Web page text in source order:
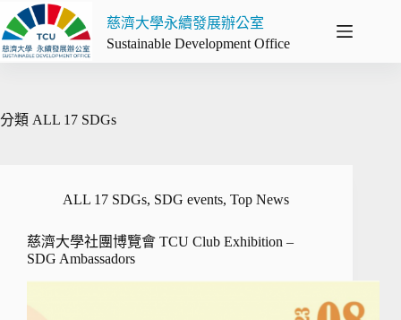
至
主
容
慈濟大學永續發展辦公室
Sustainable Development Office
分類 ALL 17 SDGs
ALL 17 SDGs, SDG events, Top News
慈濟大學社團博覽會 TCU Club Exhibition –
SDG Ambassadors